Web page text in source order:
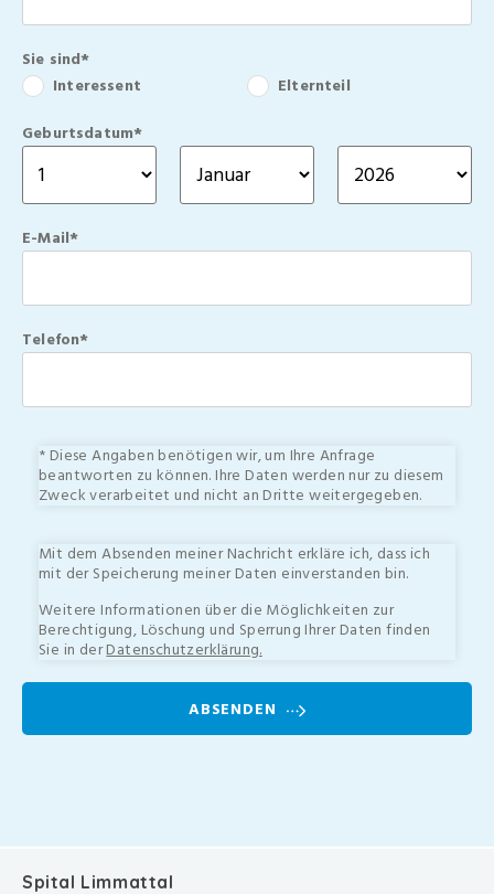
Sie sind*
Interessent
Elternteil
Geburtsdatum*
E-Mail*
Telefon*
* Diese Angaben benötigen wir, um Ihre Anfrage
beantworten zu können. Ihre Daten werden nur zu diesem
Zweck verarbeitet und nicht an Dritte weitergegeben.
Mit dem Absenden meiner Nachricht erkläre ich, dass ich
mit der Speicherung meiner Daten einverstanden bin.
Weitere Informationen über die Möglichkeiten zur
Berechtigung, Löschung und Sperrung Ihrer Daten finden
Sie in derDatenschutzerklärung.
ABSENDEN
Spital Limmattal